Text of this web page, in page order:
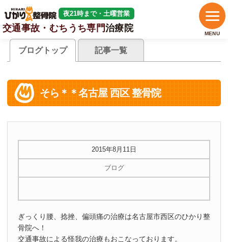
夜21時まで・土曜営業
交通事故・むちうち専門治療院
MENU
ブログトップ 記事一覧
そら＊＊名古屋 西区 整骨院
2015年8月11日
ブログ
ぎっくり腰、捻挫、偏頭痛の治療は名古屋市西区のひかり整
骨院へ！
交通事故による怪我の治療もおこなっております。